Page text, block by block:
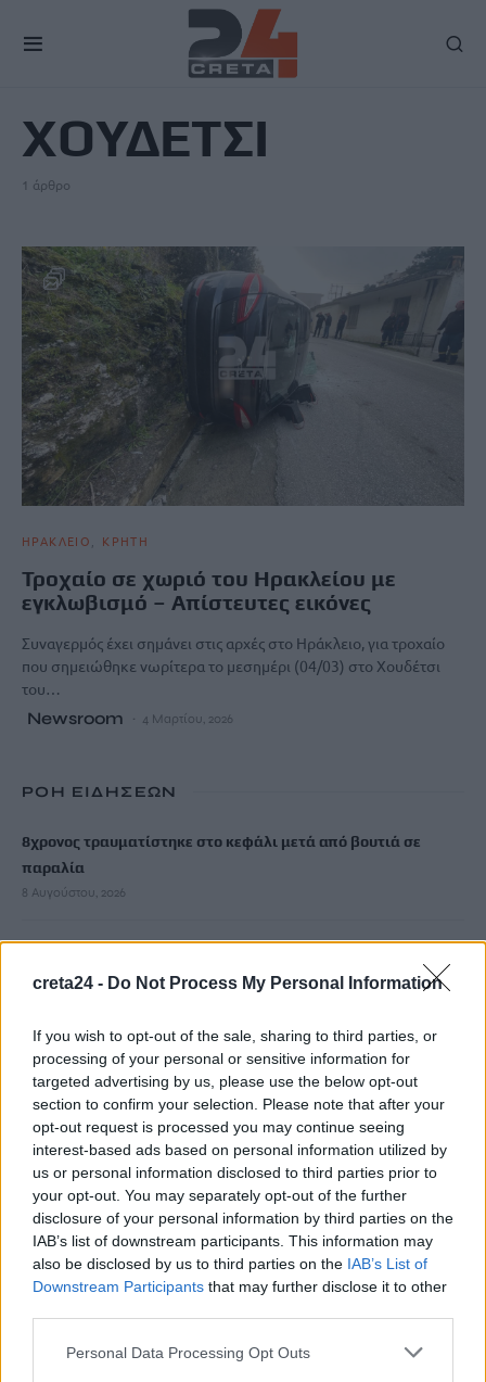
creta24 - Do Not Process My Personal Information
If you wish to opt-out of the sale, sharing to third parties, or
processing of your personal or sensitive information for
targeted advertising by us, please use the below opt-out
section to confirm your selection. Please note that after your
opt-out request is processed you may continue seeing
interest-based ads based on personal information utilized by
us or personal information disclosed to third parties prior to
your opt-out. You may separately opt-out of the further
disclosure of your personal information by third parties on the
IAB’s list of downstream participants. This information may
also be disclosed by us to third parties on the IAB’s List of
Downstream Participants that may further disclose it to other
Personal Data Processing Opt Outs
ΧΟΥΔΕΤΣΙ
1 άρθρο
ΗΡΑΚΛΕΙΟ ΚΡΗΤΗ
Τροχαίο σε χωριό του Ηρακλείου με
εγκλωβισμό – Απίστευτες εικόνες
Συναγερμός έχει σημάνει στις αρχές στο Ηράκλειο, για τροχαίο
που σημειώθηκε νωρίτερα το μεσημέρι (04/03) στο Χουδέτσι
του…
Newsroom 4 Μαρτίου, 2026
ΡΟΗ ΕΙΔΗΣΕΩΝ
8χρονος τραυματίστηκε στο κεφάλι μετά από βουτιά σε
παραλία
8 Αυγούστου, 2026
μεταναστευτικό: Αμοιβαίοι συνοριακοί έλεγχοι
Λιπάσματα: Ποιοι αγρότες πήραν την έκτακτη ενίσχυση
8 Αυγούστου, 2026
Τι λέει η ΕΛ.ΑΣ. για την υπόθεση του τουρίστα στην Κρήτη –
«Δεν προκύπτει αναφορά περιστατικού που να αφορά
ανήλικη»
8 Αυγούστου, 2026
Ο Τραμπ προσφεύγει στο Ανώτατο Δικαστήριο για το
«μπλόκο» στην αίθουσα χορού στον Λευκό Οίκο